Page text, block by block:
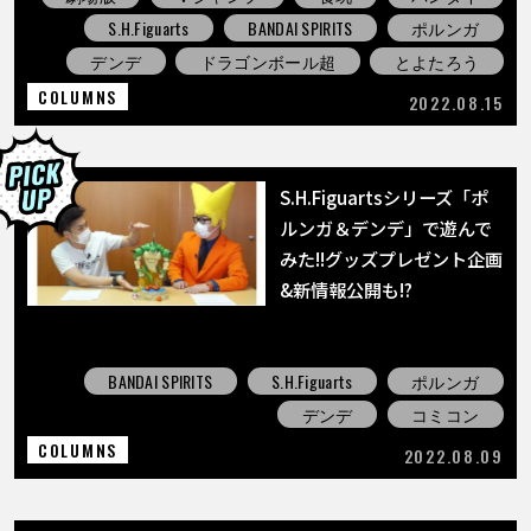
S.H.Figuarts
BANDAI SPIRITS
ポルンガ
デンデ
ドラゴンボール超
とよたろう
COLUMNS
2022.08.15
S.H.Figuartsシリーズ「ポ
ルンガ＆デンデ」で遊んで
みた!!グッズプレゼント企画
&新情報公開も!?
BANDAI SPIRITS S.H.Figuarts
ポルンガ
デンデ
コミコン
COLUMNS
2022.08.09